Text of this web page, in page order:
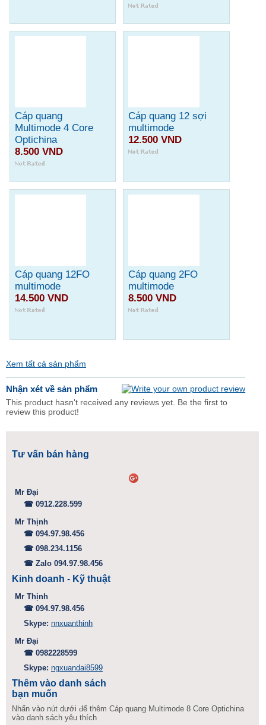
Cáp quang
Multimode 4 Core
Optichina
8.500 VND
Cáp quang 12 sợi
multimode
12.500 VND
Cáp quang 12FO
multimode
14.500 VND
Cáp quang 2FO
multimode
8.500 VND
Xem tất cả sản phẩm
Nhận xét về sản phẩm
This product hasn't received any reviews yet. Be the first to
review this product!
Tư vấn bán hàng
Mr Đại
☎ 0912.228.599
Mr Thịnh
☎ 094.97.98.456
☎ 098.234.1156
☎ Zalo 094.97.98.456
Kinh doanh - Kỹ thuật
Mr Thịnh
☎ 094.97.98.456
Skype: nnxuanthinh
Mr Đại
☎ 0982228599
Skype: ngxuandai8599
Thêm vào danh sách
bạn muốn
Nhấn vào nút dưới để thêm Cáp quang Multimode 8 Core Optichina
vào danh sách yêu thích